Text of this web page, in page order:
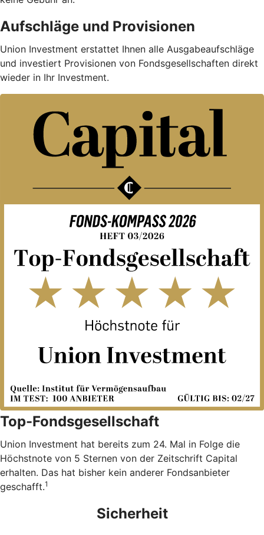
Aufschläge und Provisionen
Union Investment erstattet Ihnen alle Ausgabe­auf­schläge
und investiert Provisionen von Fondsgesellschaften direkt
wieder in Ihr Investment.
Top-Fondsgesellschaft
Union Investment hat bereits zum 24. Mal in Folge die
Höchstnote von 5 Sternen von der Zeitschrift Capital
erhalten. Das hat bisher kein anderer Fondsanbieter
geschafft.1
Sicherheit